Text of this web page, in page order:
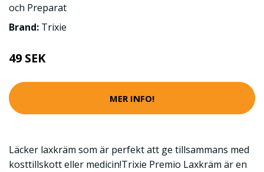
och Preparat
Brand: Trixie
49 SEK
MER INFO!
Läcker laxkräm som är perfekt att ge tillsammans med
kosttillskott eller medicin!Trixie Premio Laxkräm är en